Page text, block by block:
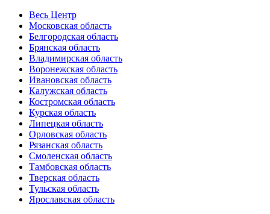
Весь Центр
Московская область
Белгородская область
Брянская область
Владимирская область
Воронежская область
Ивановская область
Калужская область
Костромская область
Курская область
Липецкая область
Орловская область
Рязанская область
Смоленская область
Тамбовская область
Тверская область
Тульская область
Ярославская область